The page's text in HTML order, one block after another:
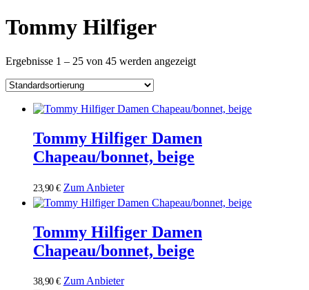
Tommy Hilfiger
Ergebnisse 1 – 25 von 45 werden angezeigt
Tommy Hilfiger Damen
Chapeau/bonnet, beige
23,90€ Zum Anbieter
Tommy Hilfiger Damen
Chapeau/bonnet, beige
38,90€ Zum Anbieter